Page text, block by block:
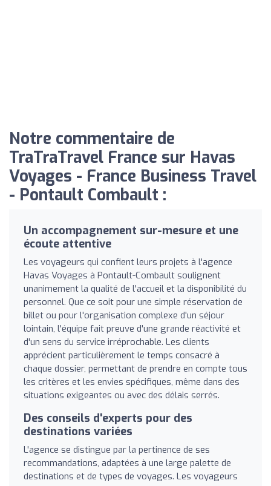
Notre commentaire de
TraTraTravel France sur Havas
Voyages - France Business Travel
- Pontault Combault :
Un accompagnement sur-mesure et une
écoute attentive
Les voyageurs qui confient leurs projets à l'agence
Havas Voyages à Pontault-Combault soulignent
unanimement la qualité de l'accueil et la disponibilité du
personnel. Que ce soit pour une simple réservation de
billet ou pour l'organisation complexe d'un séjour
lointain, l'équipe fait preuve d'une grande réactivité et
d'un sens du service irréprochable. Les clients
apprécient particulièrement le temps consacré à
chaque dossier, permettant de prendre en compte tous
les critères et les envies spécifiques, même dans des
situations exigeantes ou avec des délais serrés.
Des conseils d'experts pour des
destinations variées
L'agence se distingue par la pertinence de ses
recommandations, adaptées à une large palette de
destinations et de types de voyages. Les voyageurs